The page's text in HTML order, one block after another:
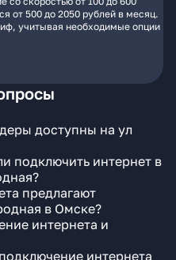
от 500 до 2050 рублей в месяц.
учитывая необходимые опции
доступны на ул
подключить интернет в
предлагают
в Омске?
интернета и
интернета